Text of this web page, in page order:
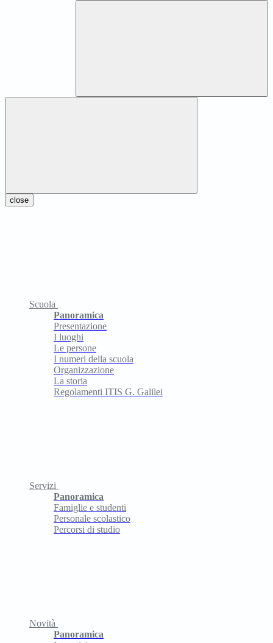
close
Scuola
Panoramica
Presentazione
I luoghi
Le persone
I numeri della scuola
Organizzazione
La storia
Regolamenti ITIS G. Galilei
Servizi
Panoramica
Famiglie e studenti
Personale scolastico
Percorsi di studio
Novità
Panoramica